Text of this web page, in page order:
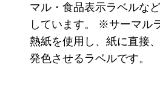
マル・食品表示ラベルな
しています。 ※サーマル
熱紙を使用し、紙に直接
発色させるラベルです。